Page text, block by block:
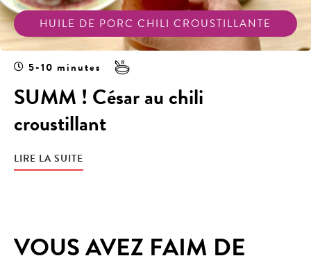
HUILE DE PORC CHILI CROUSTILLANTE
5-10 minutes
SUMM ! César au chili
croustillant
LIRE LA SUITE
VOUS AVEZ FAIM DE